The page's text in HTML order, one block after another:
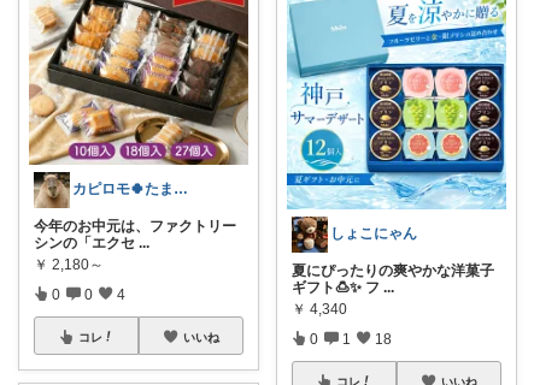
カピロモ🍀たまにくすっと笑えるーむ🐾
今年のお中元は、ファクトリー
シンの「エクセ ...
￥ 2,180～
0 0 4
コレ いいね
しょこにゃん
夏にぴったりの爽やかな洋菓子
ギフト🍮✨ フ ...
￥ 4,340
0 1 18
コレ いいね